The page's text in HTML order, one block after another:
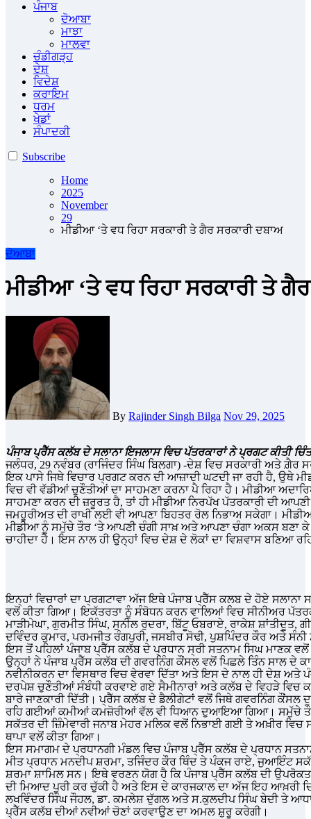
ਪੰਜਾਬ
ਦੋਆਬਾ
ਮਾਝਾ
ਮਾਲਵਾ
ਚੰਡੀਗੜ੍ਹ
ਦੇਸ਼
ਵਿਦੇਸ਼
ਕਰਾਇਮ
ਧਰਮ
ਖੇਡਾਂ
ਸੰਪਾਦਕੀ
Subscribe
Home
2025
November
29
ਮੀਡੀਆ ‘ਤੇ ਵਧ ਰਿਹਾ ਸਰਕਾਰੀ ਤੇ ਗੈਰ ਸਰਕਾਰੀ ਦਬਾਅ
ਦੋਆਬਾ
ਮੀਡੀਆ ‘ਤੇ ਵਧ ਰਿਹਾ ਸਰਕਾਰੀ ਤੇ
By Rajinder Singh Bilga Nov 29, 2025
ਪੰਜਾਬ ਪ੍ਰੈੱਸ ਕਲੱਬ ਦੇ ਸਲਾਨਾ ਇਜਲਾਸ ਵਿਚ ਪੱਤਰਕਾਰਾਂ ਨੇ ਪ੍ਰਗਟ ਕੀਤੀ
ਜਲੰਧਰ, 29 ਨਵੰਬਰ (ਰਾਜਿੰਦਰ ਸਿੰਘ ਬਿਲਗਾ) -ਦੇਸ਼ ਵਿਚ ਸਰਕਾਰੀ ਅਤੇ ਗ਼ੈਰ
ਇਕ ਪਾਸੇ ਜਿਥੇ ਵਿਚਾਰ ਪ੍ਰਗਟ ਕਰਨ ਦੀ ਆਜ਼ਾਦੀ ਘਟਦੀ ਜਾ ਰਹੀ ਹੈ, ਉਥੇ
ਵਿਚ ਵੀ ਵੱਡੀਆਂ ਚੁਣੌਤੀਆਂ ਦਾ ਸਾਹਮਣਾ ਕਰਨਾ ਪੈ ਰਿਹਾ ਹੈ। ਮੀਡੀਆ
ਸਾਹਮਣਾ ਕਰਨ ਦੀ ਜ਼ਰੂਰਤ ਹੈ, ਤਾਂ ਹੀ ਮੀਡੀਆ ਨਿਰਪੱਖ ਪੱਤਰਕਾਰੀ ਦੀ
ਜਮਹੂਰੀਅਤ ਦੀ ਰਾਖੀ ਲਈ ਵੀ ਆਪਣਾ ਬਿਹਤਰ ਰੋਲ ਨਿਭਾਅ ਸਕੇਗਾ।
ਮੀਡੀਆ ਨੂੰ ਸਮੁੱਚੇ ਤੌਰ ‘ਤੇ ਆਪਣੀ ਚੰਗੀ ਸਾਖ਼ ਅਤੇ ਆਪਣਾ ਚੰਗਾ ਅਕਸ ਬਣਾ ਕੇ
ਚਾਹੀਦਾ ਹੈ। ਇਸ ਨਾਲ ਹੀ ਉਨ੍ਹਾਂ ਵਿਚ ਦੇਸ਼ ਦੇ ਲੋਕਾਂ ਦਾ ਵਿਸ਼ਵਾਸ ਬਣਿਆ
ਇਨ੍ਹਾਂ ਵਿਚਾਰਾਂ ਦਾ ਪ੍ਰਗਟਾਵਾ ਅੱਜ ਇਥੇ ਪੰਜਾਬ ਪ੍ਰੈੱਸ ਕਲਬ ਦੇ ਹੋਏ
ਵਲੋਂ ਕੀਤਾ ਗਿਆ। ਇਕੱਤਰਤਾ ਨੂੰ ਸੰਬੋਧਨ ਕਰਨ ਵਾਲਿਆਂ ਵਿਚ ਸੀਨੀਅਰ
ਮਾੜੀਮੇਘਾ, ਗੁਰਮੀਤ ਸਿੰਘ, ਸੁਨੀਲ ਰੁਦਰਾ, ਬਿੱਟੂ ਓਬਰਾਏ, ਰਾਕੇਸ਼ ਸ਼ਾਂਤੀਦੂਤ,
ਦਵਿੰਦਰ ਕੁਮਾਰ, ਪਰਮਜੀਤ ਰੰਗਪੁਰੀ, ਜਸਬੀਰ ਸੋਢੀ, ਪੁਸ਼ਪਿੰਦਰ ਕੌਰ ਅਤੇ
ਇਸ ਤੋਂ ਪਹਿਲਾਂ ਪੰਜਾਬ ਪ੍ਰੈੱਸ ਕਲੱਬ ਦੇ ਪ੍ਰਧਾਨ ਸ੍ਰੀ ਸਤਨਾਮ ਸਿਘ ਮਾਣਕ
ਉਨ੍ਹਾਂ ਨੇ ਪੰਜਾਬ ਪ੍ਰੈੱਸ ਕਲੱਬ ਦੀ ਗਵਰਨਿੰਗ ਕੌਂਸਲ ਵਲੋਂ ਪਿਛਲੇ ਤਿੰਨ ਸਾਲ ਦੇ
ਨਵੀਨੀਕਰਨ ਦਾ ਵਿਸਥਾਰ ਵਿਚ ਵੇਰਵਾ ਦਿੱਤਾ ਅਤੇ ਇਸ ਦੇ ਨਾਲ ਹੀ ਦੇਸ਼
ਦਰਪੇਸ਼ ਚੁਣੌਤੀਆਂ ਸੰਬੰਧੀ ਕਰਵਾਏ ਗਏ ਸੈਮੀਨਾਰਾਂ ਅਤੇ ਕਲੱਬ ਦੇ ਵਿਹੜੇ
ਬਾਰੇ ਜਾਣਕਾਰੀ ਦਿੱਤੀ। ਪ੍ਰੈੱਸ ਕਲੱਬ ਦੇ ਡੈਲੀਗੇਟਾਂ ਵਲੋਂ ਜਿਥੇ ਗਵਰਨਿੰਗ
ਰਹਿ ਗਈਆਂ ਕਮੀਆਂ ਕਮਜ਼ੋਰੀਆਂ ਵੱਲ ਵੀ ਧਿਆਨ ਦੁਆਇਆ ਗਿਆ। ਸਮੁੱਚੇ ਤੌਰ
ਸਕੱਤਰ ਦੀ ਜ਼ਿੰਮੇਵਾਰੀ ਜਨਾਬ ਮੇਹਰ ਮਲਿਕ ਵਲੋਂ ਨਿਭਾਈ ਗਈ ਤੇ ਅਖ਼ੀਰ ਵਿਚ
ਥਾਪਾ ਵਲੋਂ ਕੀਤਾ ਗਿਆ।
ਇਸ ਸਮਾਗਮ ਦੇ ਪ੍ਰਧਾਨਗੀ ਮੰਡਲ ਵਿਚ ਪੰਜਾਬ ਪ੍ਰੈੱਸ ਕਲੱਬ ਦੇ ਪ੍ਰਧਾਨ
ਮੀਤ ਪ੍ਰਧਾਨ ਮਨਦੀਪ ਸ਼ਰਮਾ, ਤਜਿੰਦਰ ਕੌਰ ਥਿੰਦ ਤੇ ਪੰਕਜ ਰਾਏ, ਜੁਆਇੰਟ
ਸ਼ਰਮਾ ਸ਼ਾਮਿਲ ਸਨ। ਇਥੇ ਵਰਣਨ ਯੋਗ ਹੈ ਕਿ ਪੰਜਾਬ ਪ੍ਰੈੱਸ ਕਲੱਬ ਦੀ
ਦੀ ਮਿਆਦ ਪੂਰੀ ਕਰ ਚੁੱਕੀ ਹੈ ਅਤੇ ਇਸ ਦੇ ਕਾਰਜਕਾਲ ਦਾ ਅੱਜ ਇਹ ਆਖ਼ਰੀ
ਲਖਵਿੰਦਰ ਸਿੰਘ ਜੌਹਲ, ਡਾ. ਕਮਲੇਸ਼ ਦੁੱਗਲ ਅਤੇ ਸ.ਕੁਲਦੀਪ ਸਿੰਘ ਬੇਦੀ ਤੇ
ਪ੍ਰੈੱਸ ਕਲੱਬ ਦੀਆਂ ਨਵੀਆਂ ਚੋਣਾਂ ਕਰਵਾਉਣ ਦਾ ਅਮਲ ਸ਼ੁਰੂ ਕਰੇਗੀ।